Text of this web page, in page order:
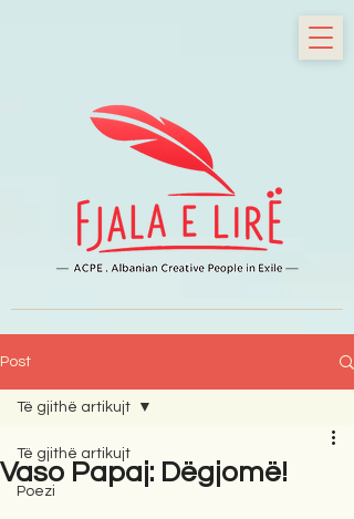
Post
Të gjithë artikujt
Poezi
Të gjithë artikujt
Vaso Papaj: Dëgjomë!